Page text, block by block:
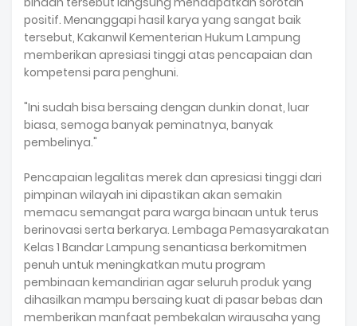
positif. Menanggapi hasil karya yang sangat baik
tersebut, Kakanwil Kementerian Hukum Lampung
memberikan apresiasi tinggi atas pencapaian dan
kompetensi para penghuni.
"Ini sudah bisa bersaing dengan dunkin donat, luar
biasa, semoga banyak peminatnya, banyak
pembelinya."
Pencapaian legalitas merek dan apresiasi tinggi dari
pimpinan wilayah ini dipastikan akan semakin
memacu semangat para warga binaan untuk terus
berinovasi serta berkarya. Lembaga Pemasyarakatan
Kelas 1 Bandar Lampung senantiasa berkomitmen
penuh untuk meningkatkan mutu program
pembinaan kemandirian agar seluruh produk yang
dihasilkan mampu bersaing kuat di pasar bebas dan
memberikan manfaat pembekalan wirausaha yang